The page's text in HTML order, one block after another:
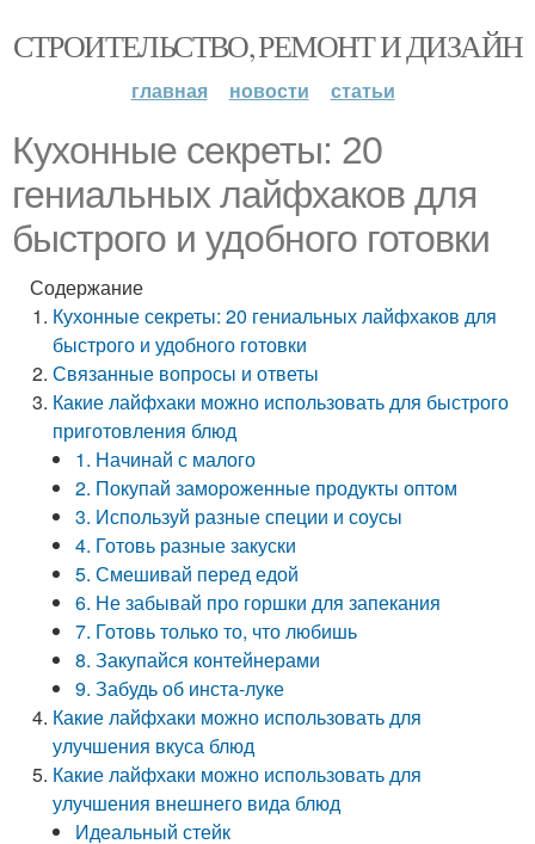
СТРОИТЕЛЬСТВО, РЕМОНТ И ДИЗАЙН
главная новости статьи
Кухонные секреты: 20
гениальных лайфхаков для
быстрого и удобного готовки
Содержание
Кухонные секреты: 20 гениальных лайфхаков для
быстрого и удобного готовки
Связанные вопросы и ответы
Какие лайфхаки можно использовать для быстрого
приготовления блюд
1. Начинай с малого
2. Покупай замороженные продукты оптом
3. Используй разные специи и соусы
4. Готовь разные закуски
5. Смешивай перед едой
6. Не забывай про горшки для запекания
7. Готовь только то, что любишь
8. Закупайся контейнерами
9. Забудь об инста-луке
Какие лайфхаки можно использовать для
улучшения вкуса блюд
Какие лайфхаки можно использовать для
улучшения внешнего вида блюд
Идеальный стейк